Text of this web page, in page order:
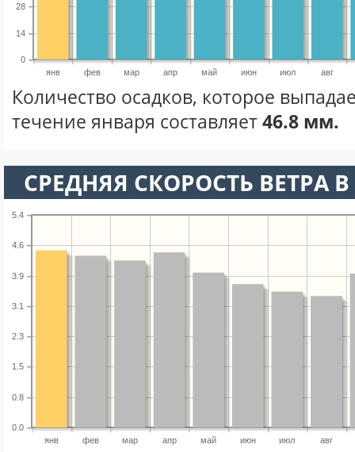
янв фев мар апр май июн июл авг
0
14
28
Количество осадков, которое
течение января составляет46.8 мм.
СРЕДНЯЯ СКОРОСТЬ ВЕТРА
янв фев мар апр май июн июл авг
0.0
0.8
1.5
2.3
3.1
3.9
4.6
5.4